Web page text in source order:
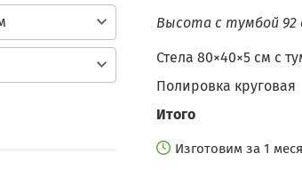
Высота с тумбой 92
Стела 80×40×5 см c
Полировка круговая
Итого
Изготовим за 1